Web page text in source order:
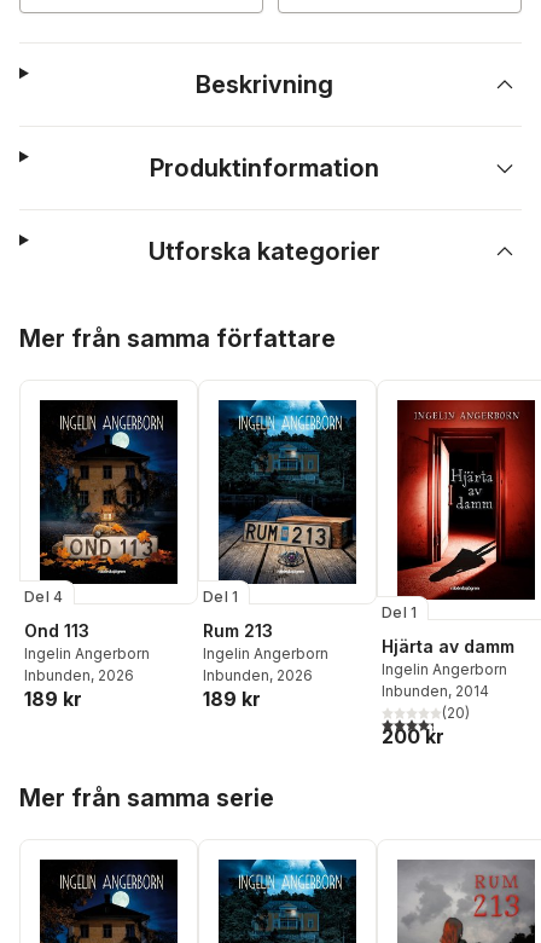
Beskrivning
Produktinformation
Utforska kategorier
Mer från samma författare
Del 4
Ond 113
Ingelin Angerborn
Inbunden, 2026
189 kr
Del 1
Rum 213
Ingelin Angerborn
Inbunden, 2026
189 kr
Del 1
Hjärta av damm
Ingelin Angerborn
Inbunden, 2014
4,3utav 5 stjärnor.
(20)
200 kr
Mer från samma serie